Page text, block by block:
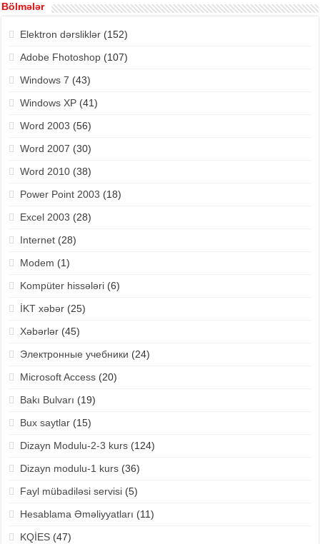
Bölmələr
Elektron dərsliklər(152)
Adobe Fhotoshop(107)
Windows 7 (43)
Windows XP(41)
Word 2003 (56)
Word 2007 (30)
Word 2010(38)
Power Point 2003 (18)
Excel 2003 (28)
Internet(28)
Modem (1)
Kompüter hissələri(6)
İKT xəbər(25)
Xəbərlər(45)
Электронные учебники (24)
Microsoft Access(20)
Bakı Bulvarı (19)
Bux saytlar(15)
Dizayn Modulu-2-3 kurs(124)
Dizayn modulu-1 kurs(36)
Fayl mübadiləsi servisi(5)
Hesablama Əməliyyatları (11)
KQİES(47)